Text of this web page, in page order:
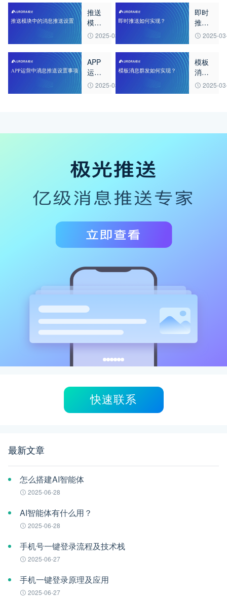
推送
模块
中的
设置
2025-03-21
即时
推送
如何2025-
APP
运营
中消2025-03-21
模板
消息
群发2025-
快速联系
最新文章
怎么搭建AI智能体
2025-06-28
AI智能体有什么用？
2025-06-28
手机号一键登录流程及技术栈
2025-06-27
手机一键登录原理及应用
2025-06-27